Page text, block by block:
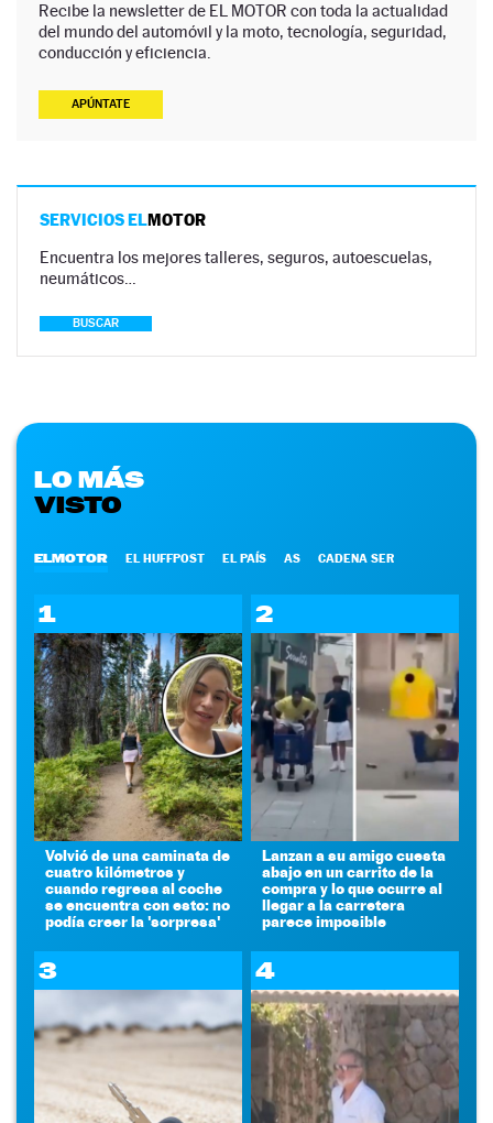
Recibe la newsletter de EL MOTOR con toda la actualidad
del mundo del automóvil y la moto, tecnología, seguridad,
conducción y eficiencia.
APÚNTATE
SERVICIOS ELMOTOR
Encuentra los mejores talleres, seguros, autoescuelas,
neumáticos…
BUSCAR
LO MÁS
VISTO
ELMOTOR EL HUFFPOST EL PAÍS AS CADENA SER
1
Volvió de una caminata de
cuatro kilómetros y
cuando regresa al coche
se encuentra con esto: no
podía creer la 'sorpresa'
2
Lanzan a su amigo cuesta
abajo en un carrito de la
compra y lo que ocurre al
llegar a la carretera
parece imposible
3 4